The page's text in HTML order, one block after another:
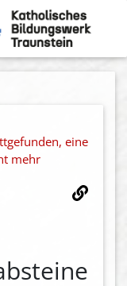
eine
mehr